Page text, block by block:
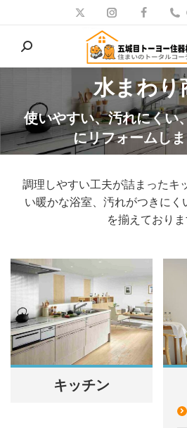
検
索:
水まわり
使いやすい、汚れにくい
にリフォームし
現在地:
調理しやすい工夫が詰まったキ
い暖かな浴室、汚れがつきに
を揃えておりま
キッチン